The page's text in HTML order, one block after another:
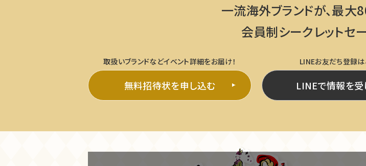
一流海外ブランドが、最大
会員制シークレットセ
取扱いブランドなどイベント詳細をお届け！ LINEお友だち登録は
無料招待状を申し込む LINEで情報を受